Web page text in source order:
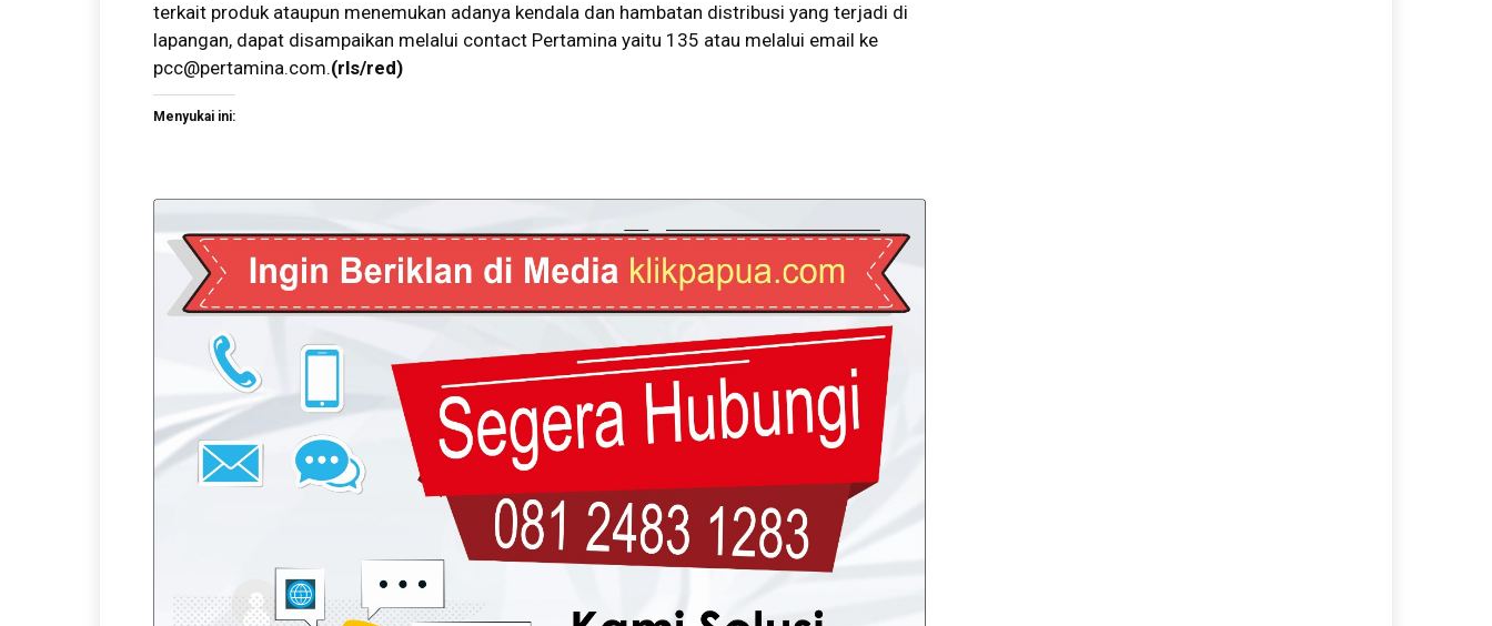
terkait produk ataupun menemukan adanya kendala dan hambatan distribusi yang terjadi di
lapangan, dapat disampaikan melalui contact Pertamina yaitu 135 atau melalui email ke
pcc@pertamina.com.(rls/red)
Menyukai ini: